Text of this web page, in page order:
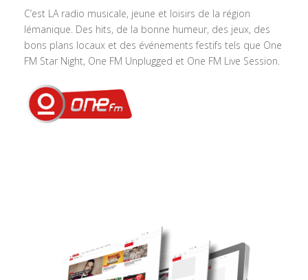
C’est LA radio musicale, jeune et loisirs de la région
lémanique. Des hits, de la bonne humeur, des jeux, des
bons plans locaux et des événements festifs tels que One
FM Star Night, One FM Unplugged et One FM Live Session.